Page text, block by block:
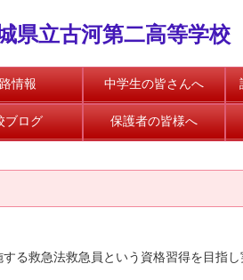
県立古河第二高等学校
情報 中学生の皆さんへ
ブログ 保護者の皆様へ
る救急法救急員という資格習得を目指